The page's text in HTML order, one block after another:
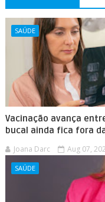
SAÚDE
Vacinação avança
bucal ainda fica fora
Joana Darc Aug 07,
SAÚDE